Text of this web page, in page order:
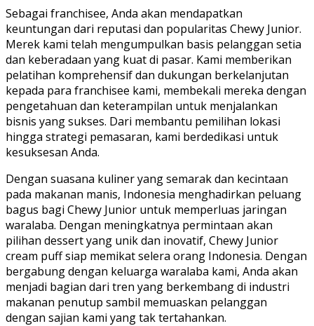
Sebagai franchisee, Anda akan mendapatkan
keuntungan dari reputasi dan popularitas Chewy Junior.
Merek kami telah mengumpulkan basis pelanggan setia
dan keberadaan yang kuat di pasar. Kami memberikan
pelatihan komprehensif dan dukungan berkelanjutan
kepada para franchisee kami, membekali mereka dengan
pengetahuan dan keterampilan untuk menjalankan
bisnis yang sukses. Dari membantu pemilihan lokasi
hingga strategi pemasaran, kami berdedikasi untuk
kesuksesan Anda.
Dengan suasana kuliner yang semarak dan kecintaan
pada makanan manis, Indonesia menghadirkan peluang
bagus bagi Chewy Junior untuk memperluas jaringan
waralaba. Dengan meningkatnya permintaan akan
pilihan dessert yang unik dan inovatif, Chewy Junior
cream puff siap memikat selera orang Indonesia. Dengan
bergabung dengan keluarga waralaba kami, Anda akan
menjadi bagian dari tren yang berkembang di industri
makanan penutup sambil memuaskan pelanggan
dengan sajian kami yang tak tertahankan.